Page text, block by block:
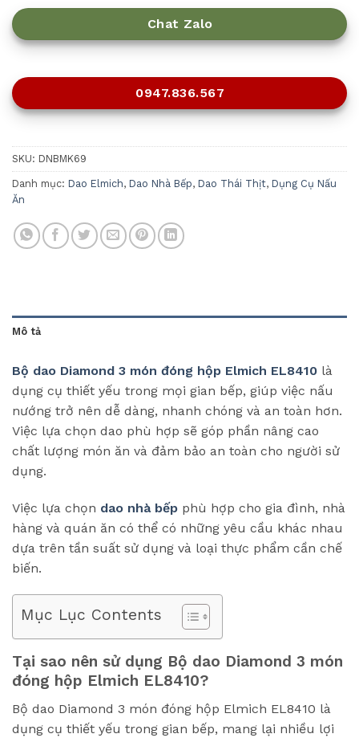
Chat Zalo
0947.836.567
SKU: DNBMK69
Danh mục: Dao Elmich, Dao Nhà Bếp, Dao Thái Thịt, Dụng Cụ Nấu
Ăn
Mô tả
Bộ dao Diamond 3 món đóng hộp Elmich EL8410 là
dụng cụ thiết yếu trong mọi gian bếp, giúp việc nấu
nướng trở nên dễ dàng, nhanh chóng và an toàn hơn.
Việc lựa chọn dao phù hợp sẽ góp phần nâng cao
chất lượng món ăn và đảm bảo an toàn cho người sử
dụng.
Việc lựa chọn dao nhà bếp phù hợp cho gia đình, nhà
hàng và quán ăn có thể có những yêu cầu khác nhau
dựa trên tần suất sử dụng và loại thực phẩm cần chế
biến.
Mục Lục Contents
Tại sao nên sử dụng Bộ dao Diamond 3 món
đóng hộp Elmich EL8410?
Bộ dao Diamond 3 món đóng hộp Elmich EL8410 là
dụng cụ thiết yếu trong gian bếp, mang lại nhiều lợi